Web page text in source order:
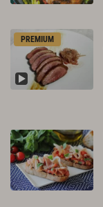
PREMIUM